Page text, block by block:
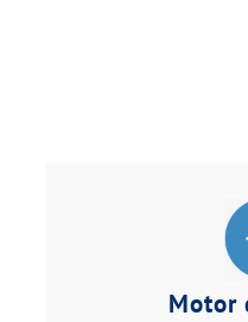
Motor